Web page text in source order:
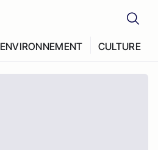
ENVIRONNEMENT CULTURE